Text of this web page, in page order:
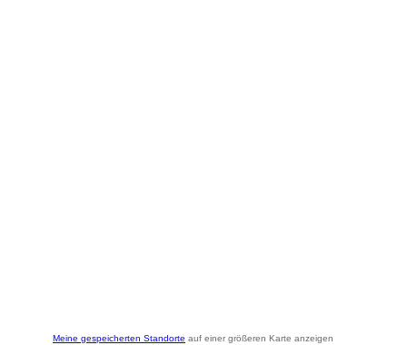
Meine gespeicherten Standorte auf einer größeren Karte anzeigen